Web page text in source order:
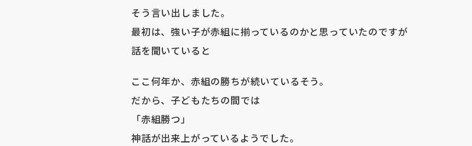
そう言い出しました。
最初は、強い子が赤組に揃っているのかと思っていたのですが
話を聞いていると
ここ何年か、赤組の勝ちが続いているそう。
だから、子どもたちの間では
「赤組勝つ」
神話が出来上がっているようでした。